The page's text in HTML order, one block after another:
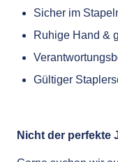
Sicher im
Ruhige Hand &
Gültiger
Nicht der perfekte